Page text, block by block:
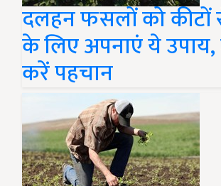
दलहन फसलों को कीटों
के लिए अपनाएं ये
करें पहचान